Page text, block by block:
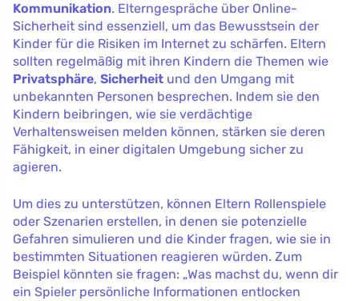
Kommunikation. Elterngespräche über Online-
Sicherheit sind essenziell, um das Bewusstsein der
Kinder für die Risiken im Internet zu schärfen. Eltern
sollten regelmäßig mit ihren Kindern die Themen wie
Privatsphäre, Sicherheit und den Umgang mit
unbekannten Personen besprechen. Indem sie den
Kindern beibringen, wie sie verdächtige
Verhaltensweisen melden können, stärken sie deren
Fähigkeit, in einer digitalen Umgebung sicher zu
agieren.
Um dies zu unterstützen, können Eltern Rollenspiele
oder Szenarien erstellen, in denen sie potenzielle
Gefahren simulieren und die Kinder fragen, wie sie in
bestimmten Situationen reagieren würden. Zum
Beispiel könnten sie fragen: „Was machst du, wenn dir
ein Spieler persönliche Informationen entlocken